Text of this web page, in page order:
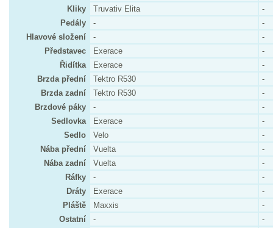
Kliky
Truvativ Elita
-
Pedály
-
-
Hlavové složení
-
-
Představec
Exerace
-
Řidítka
Exerace
-
Brzda přední
Tektro R530
-
Brzda zadní
Tektro R530
-
Brzdové páky
-
-
Sedlovka
Exerace
-
Sedlo
Velo
-
Nába přední
Vuelta
-
Nába zadní
Vuelta
-
Ráfky
-
-
Dráty
Exerace
-
Pláště
Maxxis
-
Ostatní
-
-